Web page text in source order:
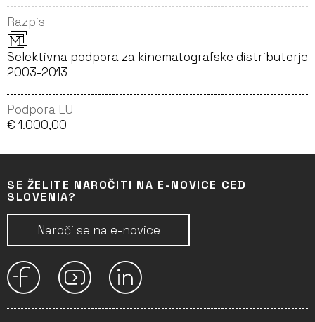
Razpis
Selektivna podpora za kinematografske distributerje
2003-2013
Podpora EU
€ 1.000,00
SE ŽELITE NAROČITI NA E-NOVICE CED
SLOVENIA?
Naroči se na e-novice